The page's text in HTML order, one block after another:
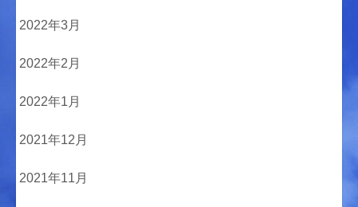
2022年3月
2022年2月
2022年1月
2021年12月
2021年11月